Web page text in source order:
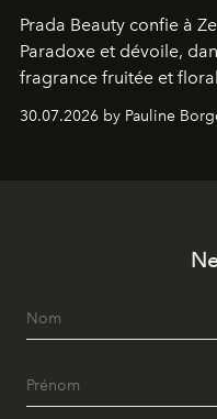
Prada Beauty confie à
Paradoxe et dévoile,
fragrance fruitée et
Chemistry Eau de Parfum.
30.07.2026 by Pauline